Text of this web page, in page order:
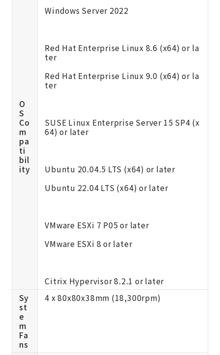
O
S
Co
m
pa
ti
bil
ity
Windows Server 2022
Red Hat Enterprise Linux 8.6 (x64) or la
ter
Red Hat Enterprise Linux 9.0 (x64) or la
ter
SUSE Linux Enterprise Server 15 SP4 (x
64) or later
Ubuntu 20.04.5 LTS (x64) or later
Ubuntu 22.04 LTS (x64) or later
VMware ESXi 7 P05 or later
VMware ESXi 8 or later
Citrix Hypervisor 8.2.1 or later
Sy
st
e
m
Fa
ns
4 x 80x80x38mm (18,300rpm)